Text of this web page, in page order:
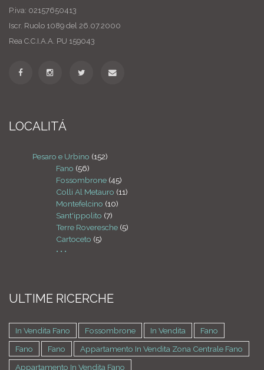
P.iva: 02157650413
Iscr. Ruolo 1089 del 26.07.2000
Rea C.C.I.A.A. PU 159043
LOCALITÁ
Pesaro e Urbino (152)
Fano (56)
Fossombrone (45)
Colli Al Metauro (11)
Montefelcino (10)
Sant'ippolito (7)
Terre Roveresche (5)
Cartoceto (5)
• • •
ULTIME RICERCHE
In Vendita Fano Fossombrone In Vendita
Fano
Fano
Fano
Appartamento In Vendita Zona Centrale Fano
Appartamento In Vendita Fano